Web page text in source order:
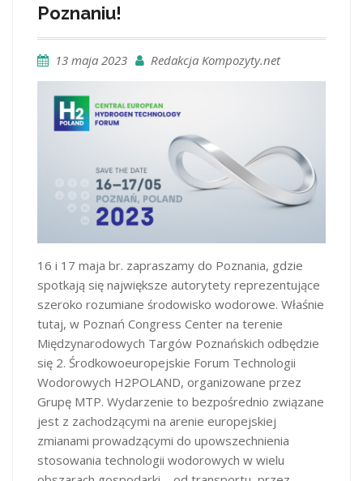
Poznaniu!
13 maja 2023 Redakcja Kompozyty.net
16 i 17 maja br. zapraszamy do Poznania, gdzie
spotkają się największe autorytety reprezentujące
szeroko rozumiane środowisko wodorowe. Właśnie
tutaj, w Poznań Congress Center na terenie
Międzynarodowych Targów Poznańskich odbędzie
się 2. Środkowoeuropejskie Forum Technologii
Wodorowych H2POLAND, organizowane przez
Grupę MTP. Wydarzenie to bezpośrednio związane
jest z zachodzącymi na arenie europejskiej
zmianami prowadzącymi do upowszechnienia
stosowania technologii wodorowych w wielu